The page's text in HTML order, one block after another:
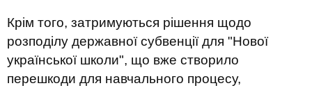
Крім того, затримуються рішення щодо
розподілу державної субвенції для "Нової
української школи", що вже створило
перешкоди для навчального процесу,